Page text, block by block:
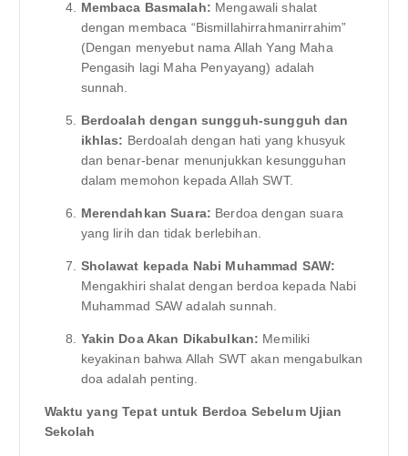
Membaca Basmalah: Mengawali shalat
dengan membaca “Bismillahirrahmanirrahim”
(Dengan menyebut nama Allah Yang Maha
Pengasih lagi Maha Penyayang) adalah
sunnah.
Berdoalah dengan sungguh-sungguh dan
ikhlas: Berdoalah dengan hati yang khusyuk
dan benar-benar menunjukkan kesungguhan
dalam memohon kepada Allah SWT.
Merendahkan Suara: Berdoa dengan suara
yang lirih dan tidak berlebihan.
Sholawat kepada Nabi Muhammad SAW:
Mengakhiri shalat dengan berdoa kepada Nabi
Muhammad SAW adalah sunnah.
Yakin Doa Akan Dikabulkan: Memiliki
keyakinan bahwa Allah SWT akan mengabulkan
doa adalah penting.
Waktu yang Tepat untuk Berdoa Sebelum Ujian
Sekolah